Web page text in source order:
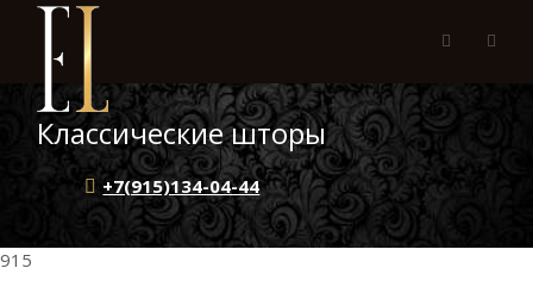
Классические шторы
+7(915)134-04-44
915